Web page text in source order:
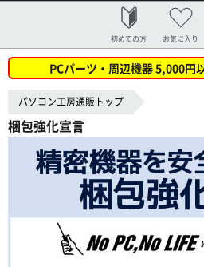
初めての方 お気に入り
PCパーツ・周辺機器 5,000円
パソコン工房通販トップ
梱包強化宣言